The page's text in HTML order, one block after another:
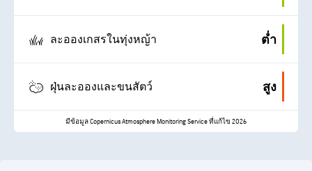
ละอองเกสรในทุ่งหญ้า ต่ำ
ฝุ่นละอองและขนสัตว์ สูง
มีข้อมูล Copernicus Atmosphere Monitoring Service ที่แก้ไข 2026